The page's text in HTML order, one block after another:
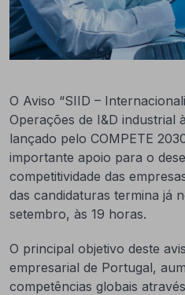
O Aviso “SIID –
Operações de I&D industrial
lançado pelo COMPETE
importante apoio para o
competitividade das
das candidaturas termina já
setembro, às 19 horas.
O principal objetivo deste
empresarial de Portugal,
competências globais